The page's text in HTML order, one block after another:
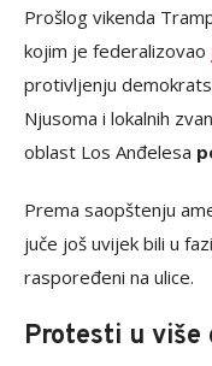
Prošlog vikenda
kojim je federalizovao
protivljenju
Njusoma i lokalnih
oblast Los Anđelesa
Prema saopštenju
juče još uvijek bili u
raspoređeni na ulice.
Protesti u više